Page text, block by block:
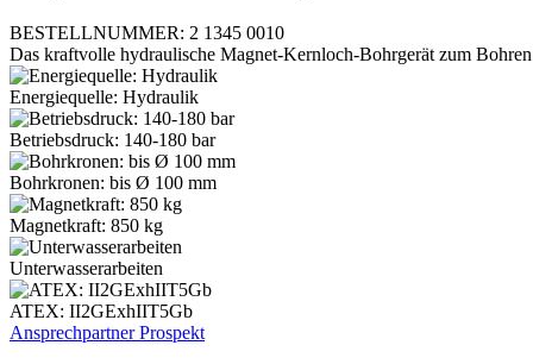
BESTELLNUMMER: 2 1345 0010
Das kraftvolle hydraulische Magnet-Kernloch-Bohrgerät zum
Energiequelle: Hydraulik
Betriebsdruck: 140-180 bar
Bohrkronen: bis Ø 100 mm
Magnetkraft: 850 kg
Unterwasserarbeiten
ATEX: II2GExhIIT5Gb
AnsprechpartnerProspekt